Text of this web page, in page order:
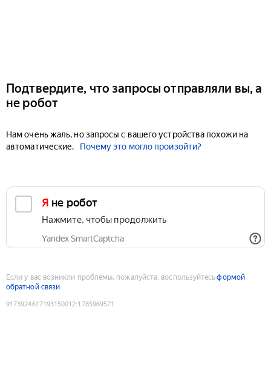
Подтвердите, что запросы отправляли вы, а
не робот
Нам очень жаль, но запросы с вашего устройства похожи на
автоматические.
Почему это могло произойти?
Я не робот
Нажмите, чтобы продолжить
Yandex SmartCaptcha
Если у вас возникли проблемы, пожалуйста, воспользуйтесьформой
обратной связи
9173924617193150012:1785969571